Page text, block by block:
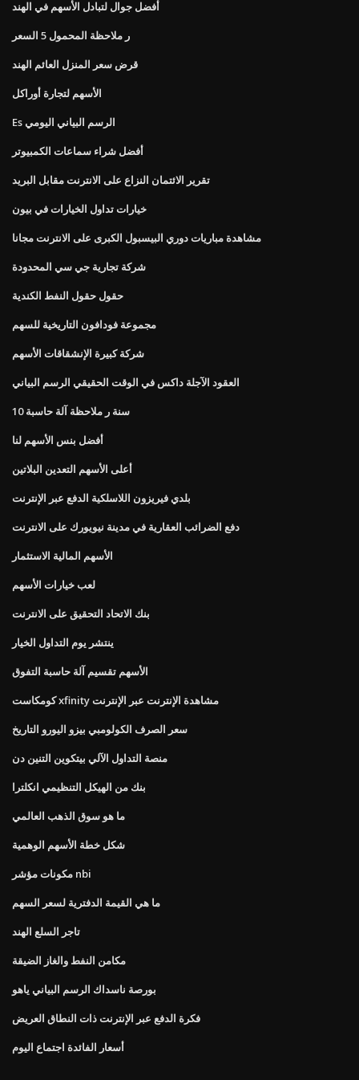
أفضل جوال لتبادل الأسهم في الهند
ر ملاحظة المحمول 5 السعر
قرض سعر المنزل العائم الهند
الأسهم لتجارة أوراكل
Es الرسم البياني اليومي
أفضل شراء سماعات الكمبيوتر
تقرير الائتمان النزاع على الانترنت مقابل البريد
خيارات تداول الخيارات في بيون
مشاهدة مباريات دوري البيسبول الكبرى على الانترنت مجانا
شركة تجارية جي سي المحدودة
حقول حقول النفط الكندية
مجموعة فودافون التاريخية للسهم
شركة كبيرة الإنشقاقات الأسهم
العقود الآجلة داكس في الوقت الحقيقي الرسم البياني
10 سنة ر ملاحظة آلة حاسبة
أفضل بنس الأسهم لنا
أعلى الأسهم التعدين البلاتين
بلدي فيريزون اللاسلكية الدفع عبر الإنترنت
دفع الضرائب العقارية في مدينة نيويورك على الانترنت
الأسهم المالية الاستثمار
لعب خيارات الأسهم
بنك الاتحاد التحقيق على الانترنت
ينتشر يوم التداول الخيار
الأسهم تقسيم آلة حاسبة التفوق
كومكاست xfinity مشاهدة الإنترنت عبر الإنترنت
سعر الصرف الكولومبي بيزو اليورو التاريخ
منصة التداول الآلي بيتكوين التنين دن
بنك من الهيكل التنظيمي انكلترا
ما هو سوق الذهب العالمي
شكل خطة الأسهم الوهمية
مكونات مؤشر nbi
ما هي القيمة الدفترية لسعر السهم
تاجر السلع الهند
مكامن النفط والغاز الضيقة
بورصة ناسداك الرسم البياني ياهو
فكرة الدفع عبر الإنترنت ذات النطاق العريض
أسعار الفائدة اجتماع اليوم